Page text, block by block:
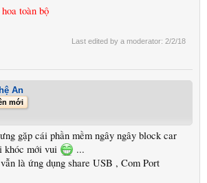
toàn bộ
Last edited by a moderator: 2/2/18
An
mới
gặp cái phần mềm ngây ngây block car
khóc mới vui
...
là ứng dụng share USB , Com Port